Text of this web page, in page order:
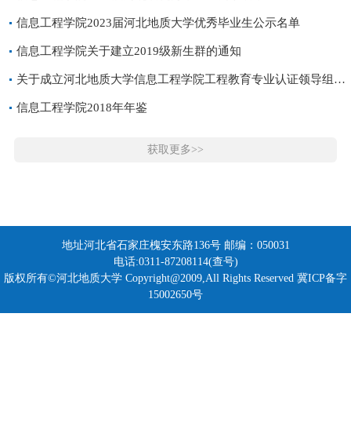
信息工程学院2023届河北地质大学优秀毕业生公示名单
信息工程学院关于建立2019级新生群的通知
关于成立河北地质大学信息工程学院工程教育专业认证领导组、工作组的通知
信息工程学院2018年年鉴
获取更多>>
地址河北省石家庄槐安东路136号 邮编：050031
电话:0311-87208114(查号)
版权所有©河北地质大学 Copyright@2009,All Rights Reserved 冀ICP备字
15002650号